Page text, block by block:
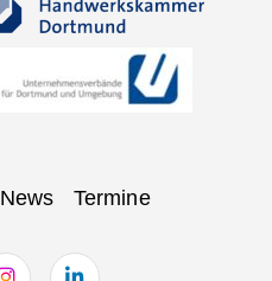
News Termine